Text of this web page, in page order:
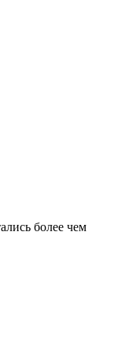
более чем